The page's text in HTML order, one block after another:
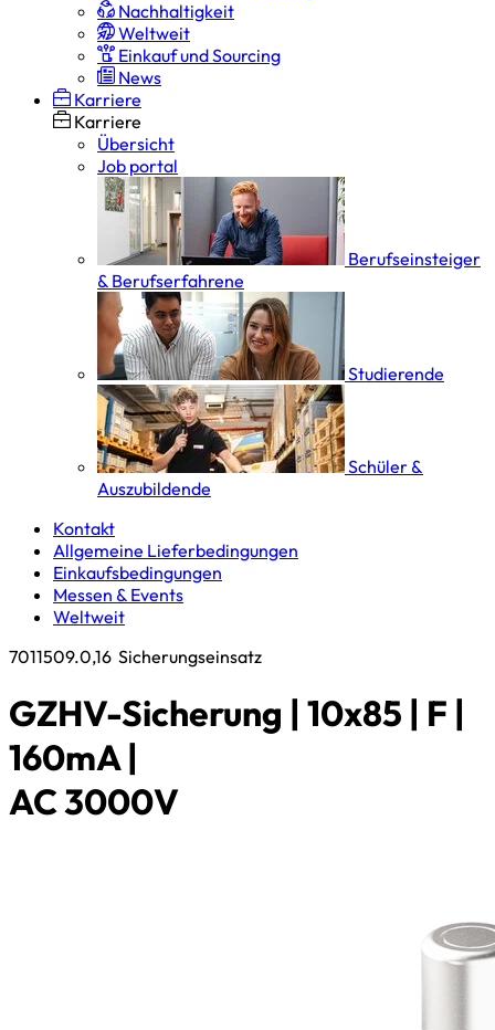
Nachhaltigkeit
Weltweit
Einkauf und Sourcing
News
Karriere
Karriere
Übersicht
Job portal
Berufseinsteiger
& Berufserfahrene
Studierende
Schüler &
Auszubildende
Kontakt
Allgemeine Lieferbedingungen
Einkaufsbedingungen
Messen & Events
Weltweit
7011509.0,16 Sicherungseinsatz
GZHV-Sicherung | 10x85 | F |
160mA |
AC 3000V